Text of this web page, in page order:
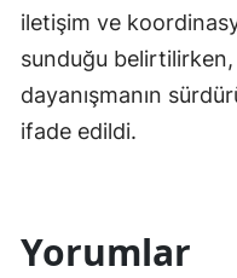
iletişim ve
sunduğu belirtilirken,
dayanışmanın
ifade edildi.
Yorumlar